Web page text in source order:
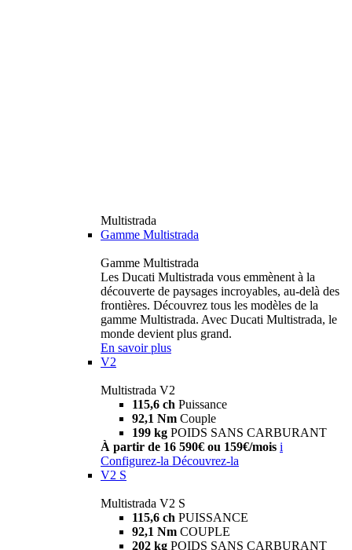
Multistrada
Gamme Multistrada
Gamme Multistrada
Les Ducati Multistrada vous emmènent à la
découverte de paysages incroyables, au-delà des
frontières. Découvrez tous les modèles de la
gamme Multistrada. Avec Ducati Multistrada, le
monde devient plus grand.
En savoir plus
V2
Multistrada V2
115,6 ch Puissance
92,1 Nm Couple
199 kg POIDS SANS CARBURANT
À partir de 16 590€ ou 159€/mois i
Configurez-la Découvrez-la
V2 S
Multistrada V2 S
115,6 ch PUISSANCE
92,1 Nm COUPLE
202 kg POIDS SANS CARBURANT